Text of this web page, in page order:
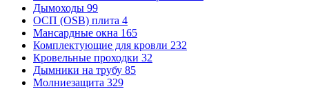
Дымоходы 99
ОСП (OSB) плита 4
Мансардные окна 165
Комплектующие для кровли 232
Кровельные проходки 32
Дымники на трубу 85
Молниезащита 329